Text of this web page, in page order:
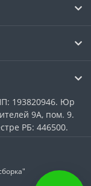
193820946. Юр
9А, пом. 9.
РБ: 446500.